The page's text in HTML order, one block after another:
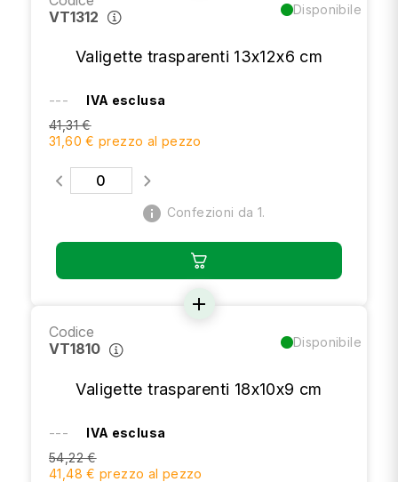
VT1312
Disponibile
Valigette trasparenti 13x12x6 cm
---
IVA esclusa
41,31 €
31,60 € prezzo al pezzo
info Confezioni da 1.
add
Codice
VT1810
Disponibile
Valigette trasparenti 18x10x9 cm
---
IVA esclusa
54,22 €
41,48 € prezzo al pezzo